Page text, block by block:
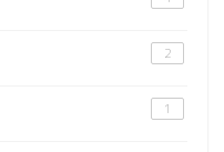
2
1